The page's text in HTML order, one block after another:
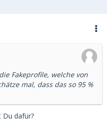
Fakeprofile, welche von
mal, dass das so 95 %
Du dafür?